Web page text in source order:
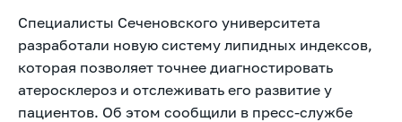
Специалисты Сеченовского университета
разработали новую систему липидных индексов,
которая позволяет точнее диагностировать
атеросклероз и отслеживать его развитие у
пациентов. Об этом сообщили в пресс-службе